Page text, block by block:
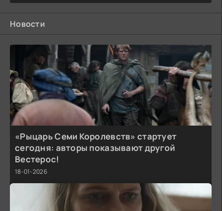
Новости
«Рыцарь Семи Королевств» стартует
сегодня: авторы показывают другой
Вестерос!
18-01-2026